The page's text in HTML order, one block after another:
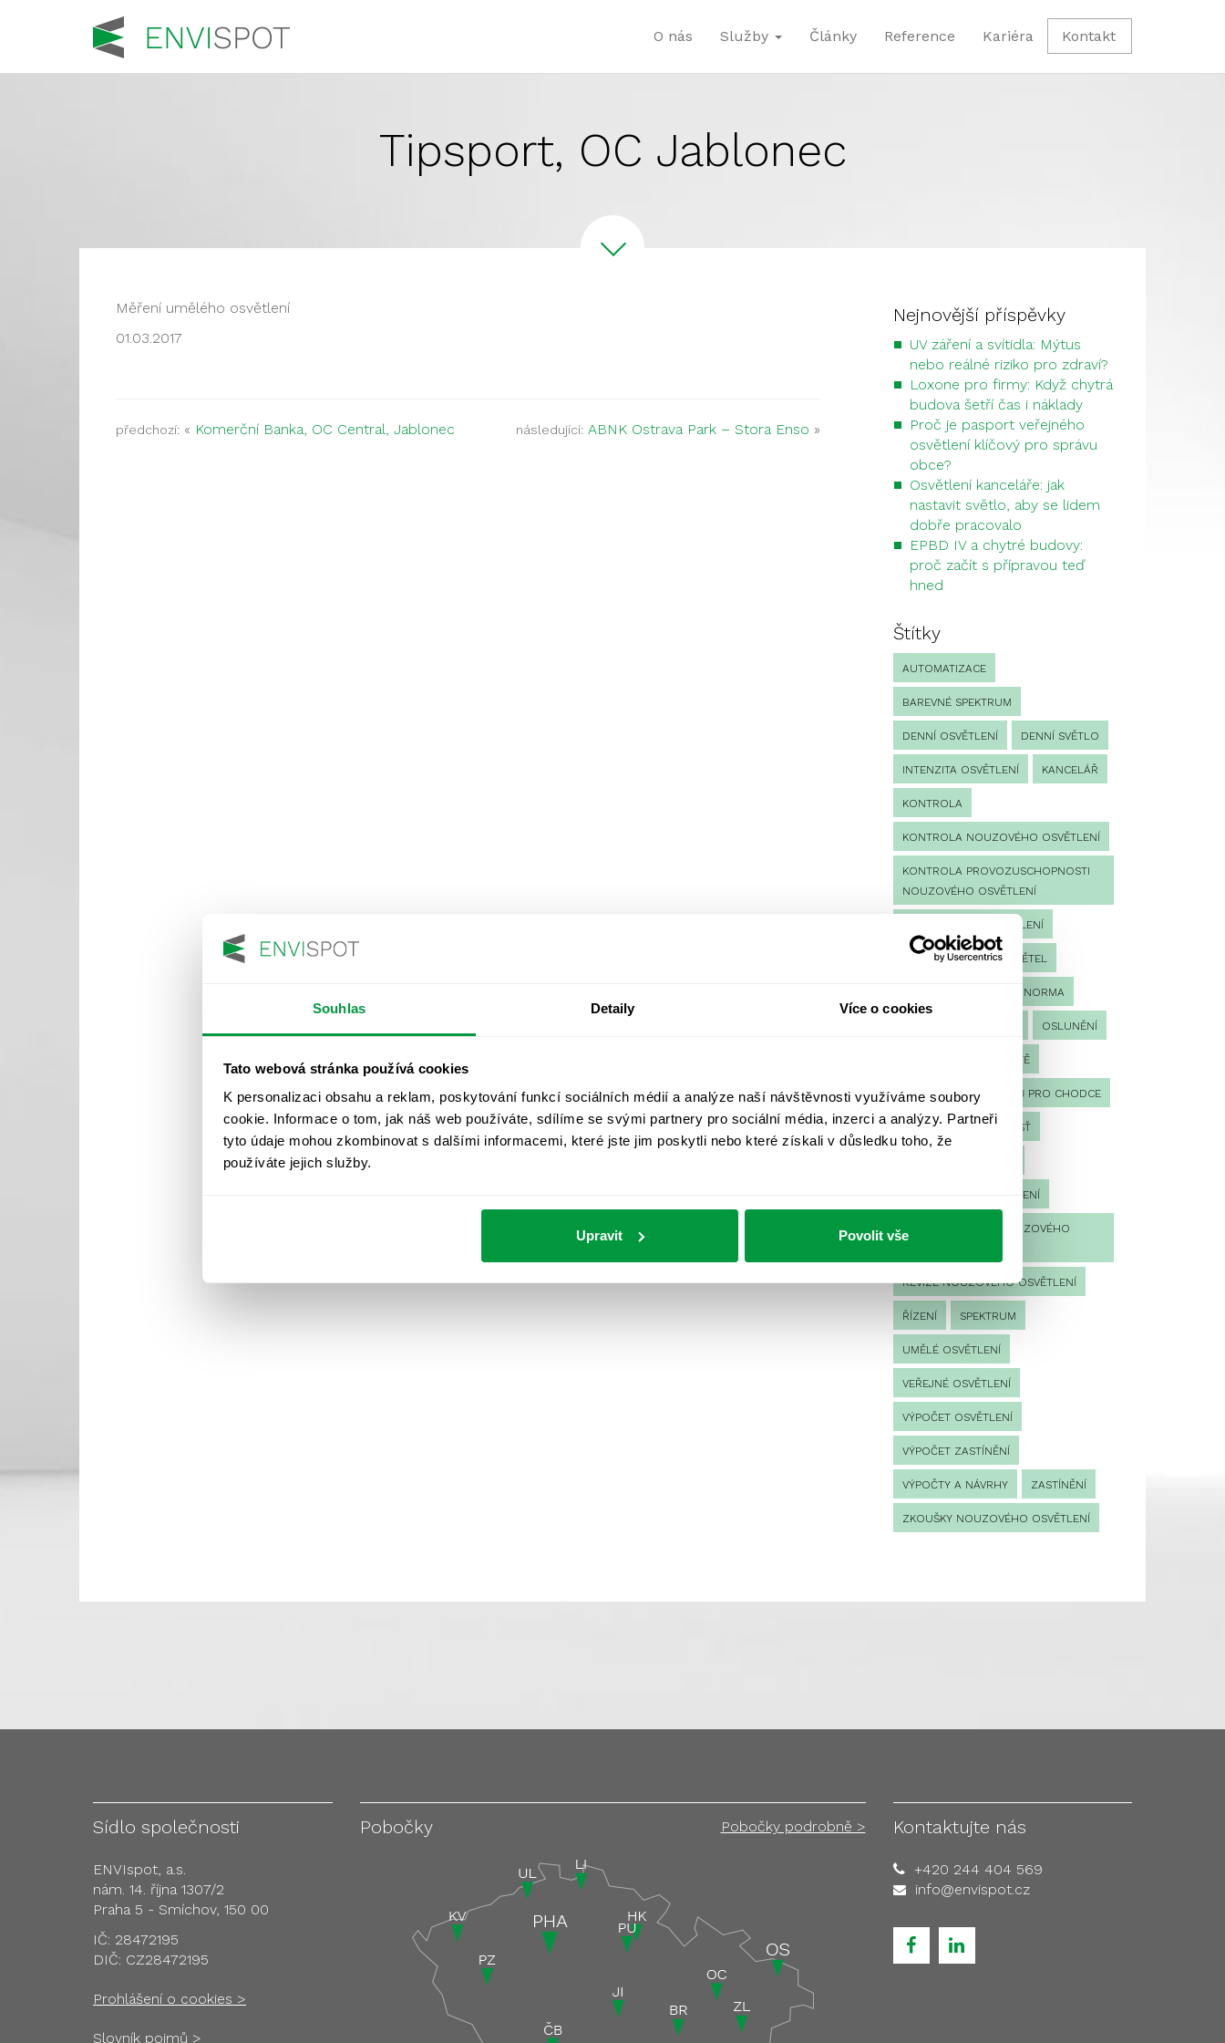
Souhlas Detaily Více o cookies
Tato webová stránka používá cookies
K personalizaci obsahu a reklam, poskytování funkcí sociálních médií a analýze naší návštěvnosti využíváme soubory
cookie. Informace o tom, jak náš web používáte, sdílíme se svými partnery pro sociální média, inzerci a analýzy. Partneři
tyto údaje mohou zkombinovat s dalšími informacemi, které jste jim poskytli nebo které získali v důsledku toho, že
používáte jejich služby.
Upravit Povolit vše
O nás Služby Články Reference Kariéra Kontakt
Tipsport, OC Jablonec
Měření umělého osvětlení
01.03.2017
předchozí: « Komerční Banka, OC Central, Jablonec následující: ABNK Ostrava Park – Stora Enso »
Nejnovější příspěvky
UV záření a svítidla: Mýtus
nebo reálné riziko pro zdraví?
Loxone pro firmy: Když chytrá
budova šetří čas i náklady
Proč je pasport veřejného
osvětlení klíčový pro správu
obce?
Osvětlení kanceláře: jak
nastavit světlo, aby se lidem
dobře pracovalo
EPBD IV a chytré budovy:
proč začít s přípravou teď
hned
Štítky
AUTOMATIZACE
BAREVNÉ SPEKTRUM
DENNÍ OSVĚTLENÍ DENNÍ SVĚTLO
INTENZITA OSVĚTLENÍ KANCELÁŘ
KONTROLA
KONTROLA NOUZOVÉHO OSVĚTLENÍ
KONTROLA PROVOZUSCHOPNOSTI
NOUZOVÉHO OSVĚTLENÍ
LED NOUZOVÉ OSVĚTLENÍ
MĚŘENÍ MĚŘENÍ SVĚTEL
NORMA
OSLUNĚNÍ
OSVĚTLENÍ PRACOVIŠTĚ
OSVĚTLENÍ PŘECHODŮ PRO CHODCE
OSVĚTLENÍ SPORTOVIŠŤ
PROTIPANICKÉ OSVĚTLENÍ
PROVOZNÍ DENÍK NOUZOVÉHO
REVIZE NOUZOVÉHO OSVĚTLENÍ
ŘÍZENÍ SPEKTRUM
UMĚLÉ OSVĚTLENÍ
VEŘEJNÉ OSVĚTLENÍ
VÝPOČET OSVĚTLENÍ
VÝPOČET ZASTÍNĚNÍ
VÝPOČTY A NÁVRHY ZASTÍNĚNÍ
ZKOUŠKY NOUZOVÉHO OSVĚTLENÍ
Sídlo společnosti
ENVIspot, a.s.
nám. 14. října 1307/2
Praha 5 - Smíchov, 150 00
IČ: 28472195
DIČ: CZ28472195
Prohlášení o cookies >
Slovník pojmů >
Pobočky Pobočky podrobně > Kontaktujte nás
+420 244 404 569
info@envispot.cz